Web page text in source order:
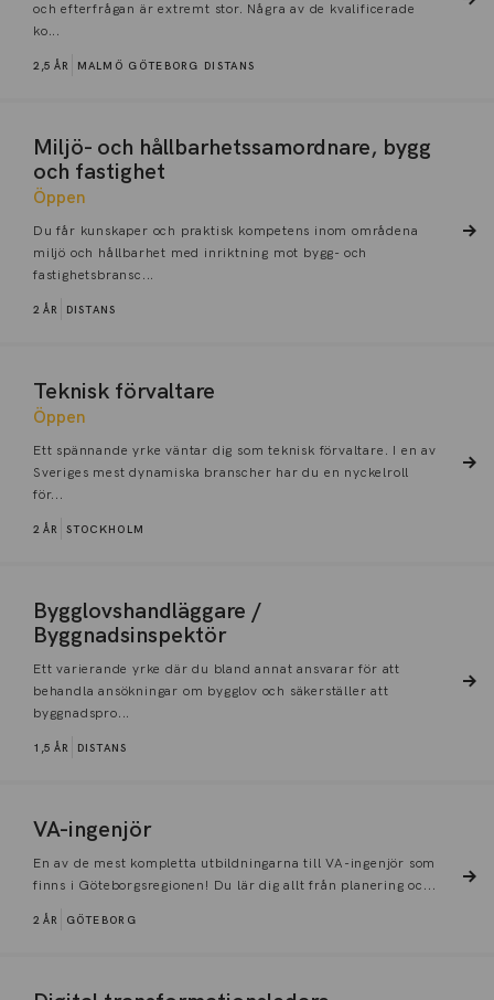
och efterfrågan är extremt stor. Några av de kvalificerade
ko...
2,5 ÅR MALMÖ GÖTEBORG DISTANS
Miljö- och hållbarhetssamordnare, bygg
och fastighet
Öppen
Du får kunskaper och praktisk kompetens inom områdena
miljö och hållbarhet med inriktning mot bygg- och
fastighetsbransc...
2 ÅR DISTANS
Teknisk förvaltare
Öppen
Ett spännande yrke väntar dig som teknisk förvaltare. I en av
Sveriges mest dynamiska branscher har du en nyckelroll
för...
2 ÅR STOCKHOLM
Bygglovshandläggare /
Byggnadsinspektör
Ett varierande yrke där du bland annat ansvarar för att
behandla ansökningar om bygglov och säkerställer att
byggnadspro...
1,5 ÅR DISTANS
VA-ingenjör
En av de mest kompletta utbildningarna till VA-ingenjör som
finns i Göteborgsregionen! Du lär dig allt från planering oc...
2 ÅR GÖTEBORG